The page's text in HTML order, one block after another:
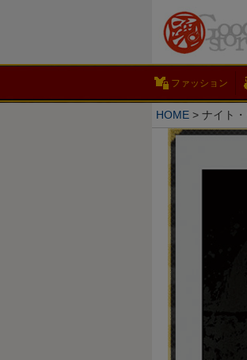
ファッション
HOME ナイト